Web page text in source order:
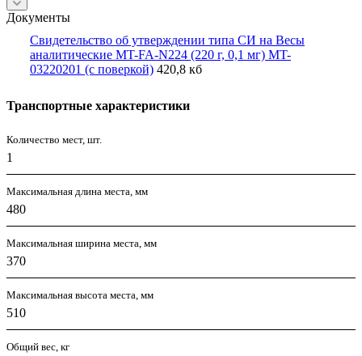
Документы
Свидетельство об утверждении типа СИ на Весы
аналитические MT-FA-N224 (220 г, 0,1 мг) MT-
03220201 (с поверкой) 420,8 кб
Транспортные характеристики
Количество мест, шт.
1
Максимальная длина места, мм
480
Максимальная ширина места, мм
370
Максимальная высота места, мм
510
Общий вес, кг